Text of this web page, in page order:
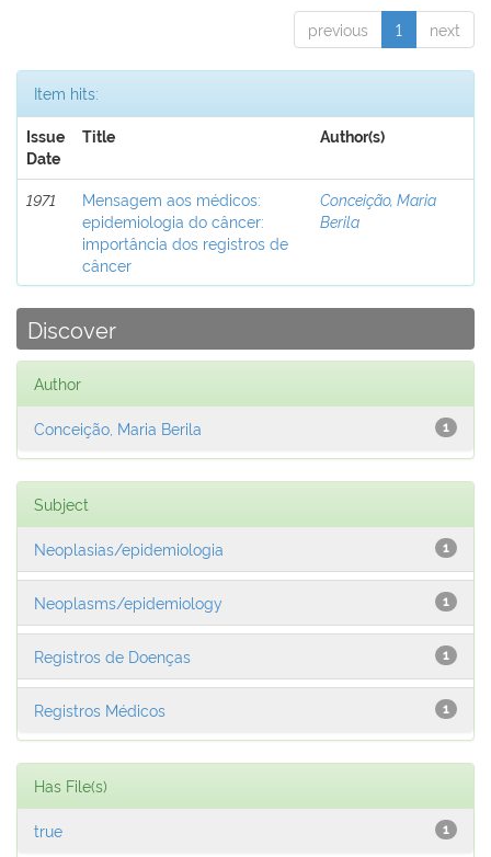
previous 1 next
Item hits:
Issue
Date
Title Author(s)
1971
Mensagem aos médicos:
epidemiologia do câncer:
importância dos registros de
câncer
Conceição, Maria
Berila
Discover
Author
1
Conceição, Maria Berila
Subject
1
Neoplasias/epidemiologia
1
Neoplasms/epidemiology
1
Registros de Doenças
1
Registros Médicos
Has File(s)
1
true